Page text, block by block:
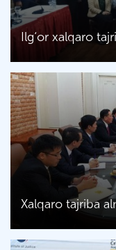
Ilg‘or xalqaro
Хalqaro tajriba